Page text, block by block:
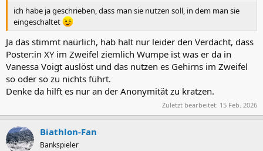
ich habe ja geschrieben, dass man sie nutzen soll, in dem man sie
eingeschaltet
Ja das stimmt naürlich, hab halt nur leider den Verdacht, dass
Poster:in XY im Zweifel ziemlich Wumpe ist was er da in
Vanessa Voigt auslöst und das nutzen es Gehirns im Zweifel
so oder so zu nichts führt.
Denke da hilft es nur an der Anonymität zu kratzen.
Zuletzt bearbeitet: 15 Feb. 2026
Biathlon-Fan
Bankspieler